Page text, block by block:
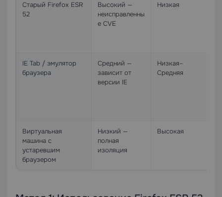
Старый Firefox ESR
52
Высокий —
неисправленны
е CVE
Низкая
IE Tab / эмулятор
браузера
Средний —
зависит от
версии IE
Низкая–
Средняя
Виртуальная
машина с
устаревшим
браузером
Низкий —
полная
изоляция
Высокая